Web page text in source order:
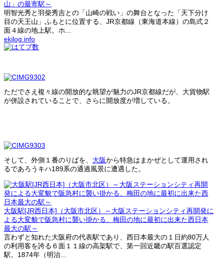
山」の最寄駅～
明智光秀と羽柴秀吉との「山崎の戦い」の舞台となった「天下分け
目の天王山」ふもとに位置する、JR京都線（東海道本線）の島式２
面４線の地上駅。ホ...
ekilog.info
ただでさえ複々線の開放的な眺望が魅力のJR京都線だが、大貨物駅
が併設されていることで、さらに開放度が増している。
そして、外側１番のりばを、 大阪から特急はまかぜとして運用され
るであろうキハ189系の通過風景に遭遇した。
大阪駅[JR西日本]（大阪市北区）～大阪ステーションシティ再開発に
よる大変貌で阪急村に襲い掛かる、梅田の地に最初に出来た西日本
最大の駅～
言わずと知れた大阪府の代表駅であり、西日本最大の１日約80万人
の利用客を誇る６面１１線の高架駅で、第一回近畿の駅百選認定
駅。1874年（明治...